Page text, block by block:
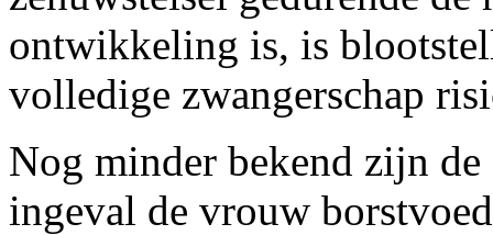
ontwikkeling is, is
volledige zwangerschap
Nog minder bekend zijn de
ingeval de vrouw